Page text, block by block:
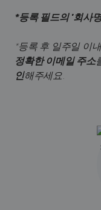
*등록 필드의 '회사
*등록 후 일주일 이
정확한 이메일 주소
인해주세요.